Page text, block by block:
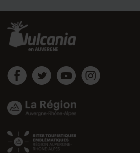
sur
Facebook
sur
Twitter
sur
Youtube